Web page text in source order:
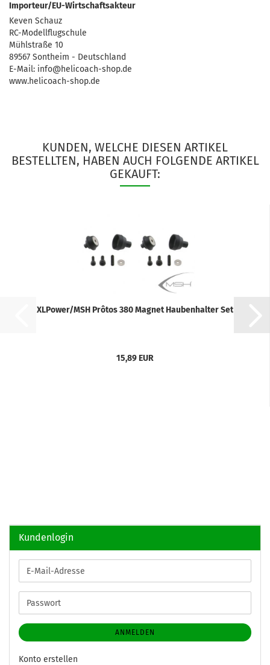
Importeur/EU-Wirtschaftsakteur
Keven Schauz
RC-Modellflugschule
Mühlstraße 10
89567 Sontheim - Deutschland
E-Mail: info@helicoach-shop.de
www.helicoach-shop.de
KUNDEN, WELCHE DIESEN ARTIKEL
BESTELLTEN, HABEN AUCH FOLGENDE ARTIKEL
GEKAUFT:
XLPower/MSH Prôtos 380 Magnet Haubenhalter Set
15,89 EUR
Kundenlogin
E-
Mail-
Adresse
Passwort
ANMELDEN
Konto erstellen